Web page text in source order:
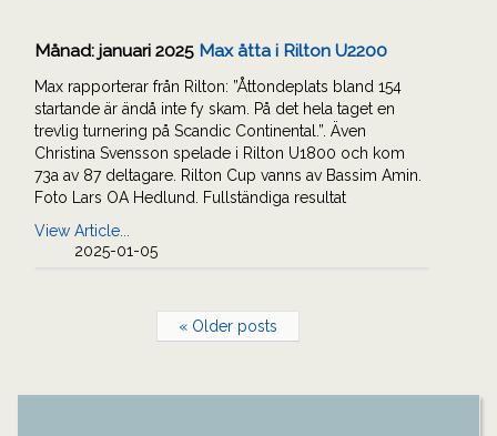
Månad: januari 2025 Max åtta i Rilton U2200
Max rapporterar från Rilton: ”Åttondeplats bland 154
startande är ändå inte fy skam. På det hela taget en
trevlig turnering på Scandic Continental.”. Även
Christina Svensson spelade i Rilton U1800 och kom
73a av 87 deltagare. Rilton Cup vanns av Bassim Amin.
Foto Lars OA Hedlund. Fullständiga resultat
View Article...
2025-01-05
« Older posts